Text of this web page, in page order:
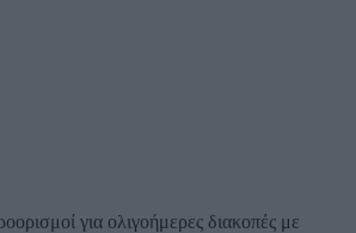
για ολιγοήμερες διακοπές με